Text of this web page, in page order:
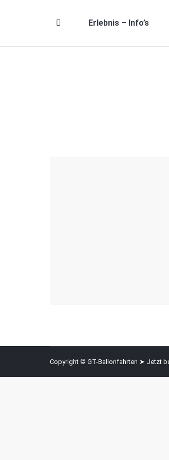
Erlebnis – Info’s
Copyright © GT-Ballonfahrten ➤ Jetzt